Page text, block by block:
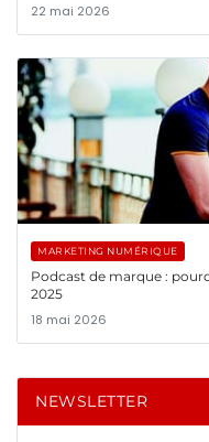
22 mai 2026
MARKETING NUMÉRIQUE
Podcast de marque :
2025
18 mai 2026
NEWSLETTER